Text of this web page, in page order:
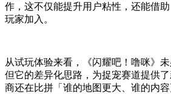
作，这不仅能提升用户粘性，还能借助
玩家加入。
从试玩体验来看，《闪耀吧！噜咪》
但它的差异化思路，为捉宠赛道提供
商还在比拼「谁的地图更大、谁的内容